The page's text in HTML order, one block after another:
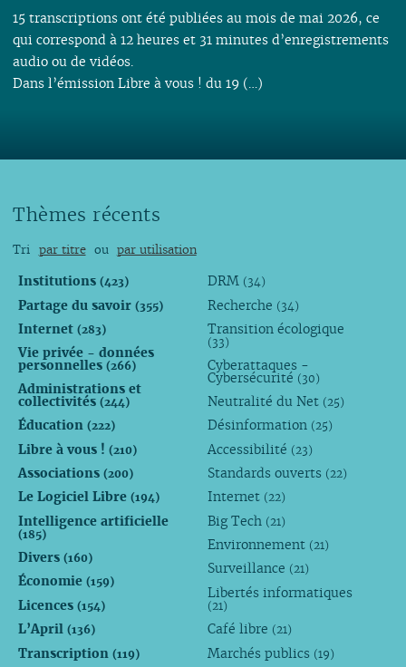
15 transcriptions ont été publiées au mois de mai 2026, ce
qui correspond à 12 heures et 31 minutes d’enregistrements
audio ou de vidéos.
Dans l’émission Libre à vous ! du 19 (…)
Thèmes récents
Tri par titre ou par utilisation
Institutions (423)
Partage du savoir (355)
Internet (283)
Vie privée - données
personnelles (266)
Administrations et
collectivités (244)
Éducation (222)
Libre à vous ! (210)
Associations (200)
Le Logiciel Libre (194)
Intelligence artificielle
(185)
Divers (160)
Économie (159)
Licences (154)
L’April (136)
Transcription (119)
DRM (34)
Recherche (34)
Transition écologique
(33)
Cyberattaques -
Cybersécurité (30)
Neutralité du Net (25)
Désinformation (25)
Accessibilité (23)
Standards ouverts (22)
Internet (22)
Big Tech (21)
Environnement (21)
Surveillance (21)
Libertés informatiques
(21)
Café libre (21)
Marchés publics (19)